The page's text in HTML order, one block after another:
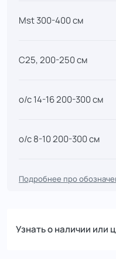
Mst 300-400 см
С25, 200-250 см
о/с 14-16 200-300 см
о/с 8-10 200-300 см
о/с 10-12 200-300 см
Подробнее про
Узнать о наличии или